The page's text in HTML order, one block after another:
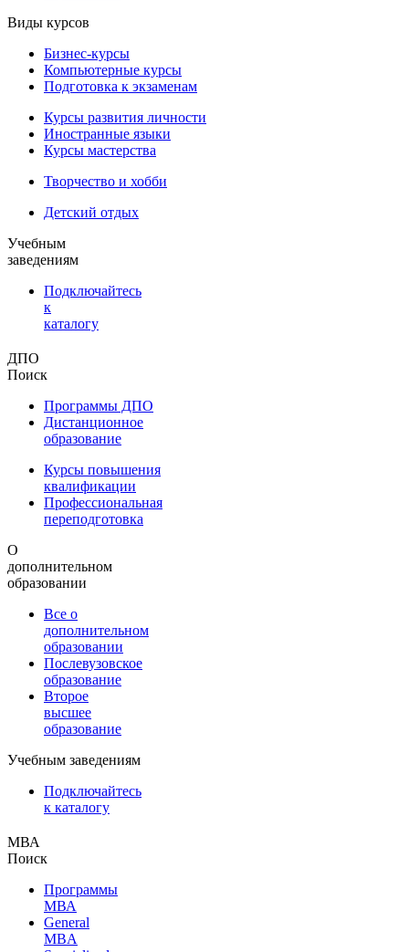
Виды курсов
Бизнес-курсы
Компьютерные курсы
Подготовка к экзаменам
Курсы развития личности
Иностранные языки
Курсы мастерства
Творчество и хобби
Детский отдых
Учебным
заведениям
Подключайтесь
к
каталогу
ДПО
Поиск
Программы ДПО
Дистанционное
образование
Курсы повышения
квалификации
Профессиональная
переподготовка
О
дополнительном
образовании
Все о
дополнительном
образовании
Послевузовское
образование
Второе
высшее
образование
Учебным заведениям
Подключайтесь
к каталогу
МВА
Поиск
Программы
МВА
General
MBA